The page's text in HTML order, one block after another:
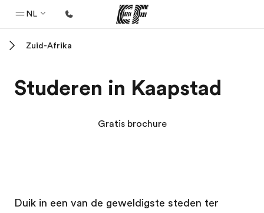
NL
Programma's
Wie wij zijn
Zuid-Afrika
Studeren in Kaapstad
Gratis brochure
Duik in een van de geweldigste steden ter